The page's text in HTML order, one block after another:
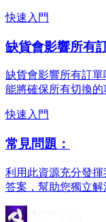
快速入門
缺貨會影響所有
缺貨會影響所有訂
能將確保所有切換的
快速入門
常見問題：
利用此資源充分發
答案，幫助您獨立解